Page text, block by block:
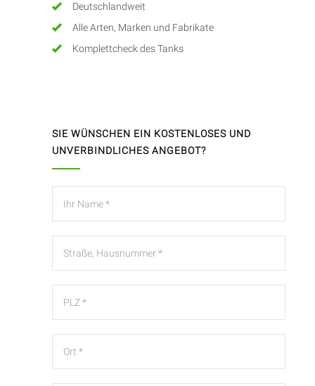
Deutschlandweit
Alle Arten, Marken und Fabrikate
Komplettcheck des Tanks
SIE WÜNSCHEN EIN KOSTENLOSES UND
UNVERBINDLICHES ANGEBOT?